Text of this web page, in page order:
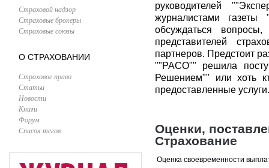
Страховой надзор
Страховые брокеры
Страховые союзы
О СТРАХОВАНИИ
Страховое право
Статьи
Новости
Книги
Форум
Список тегов
руководителей
журналистами газеты
обсуждаться
представителей
партнеров. Предстоит
""РАСО"" решила
Решением"" или хоть
предоставленные
Оценки,
Страхование
Оценка своевременности